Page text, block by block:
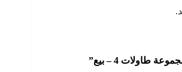
طاولات 4 – بيع”